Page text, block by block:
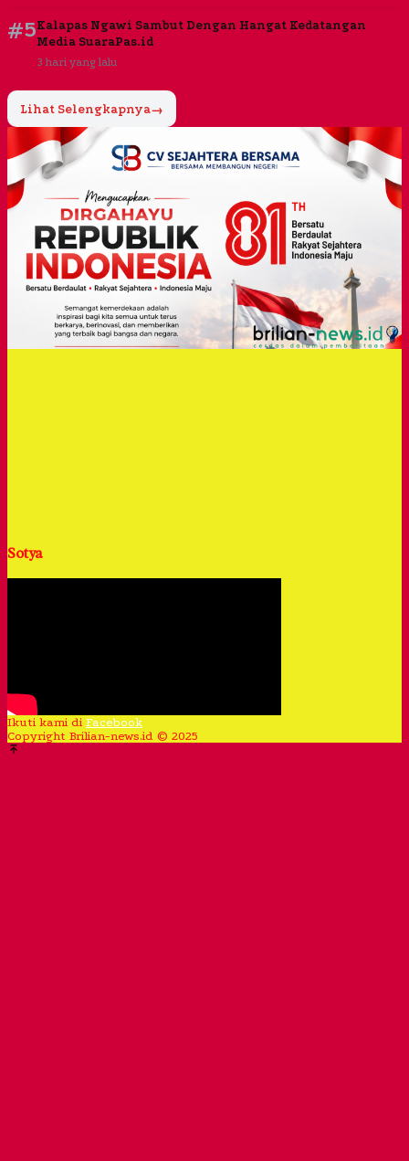
#5Kalapas Ngawi Sambut Dengan Hangat Kedatangan
Media SuaraPas.id
3 hari yang lalu
Lihat Selengkapnya→
Sotya
Ikuti kami di Facebook
Copyright Brilian-news.id © 2025